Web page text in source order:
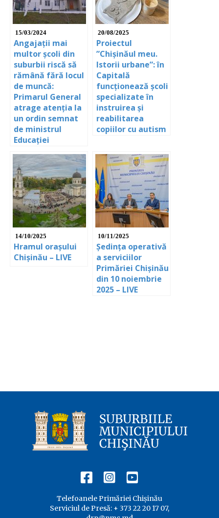
15/03/2024
Angajații mai
multor școli din
suburbii riscă să
rămână fără locul
de muncă:
Primarul General
atrage atenția la
un ordin semnat
de ministrul
Educației
20/08/2025
Proiectul
”Chișinăul meu.
Istorii urbane”: în
Capitală
funcționează școli
specializate în
instruirea și
reabilitarea
copiilor cu autism
14/10/2025
Hramul orașului
Chișinău – LIVE
10/11/2025
Ședința operativă
a serviciilor
Primăriei Chișinău
din 10 noiembrie
2025 – LIVE
Telefoanele Primăriei Chișinău
Serviciul de Presă: + 373 22 20 17 07,